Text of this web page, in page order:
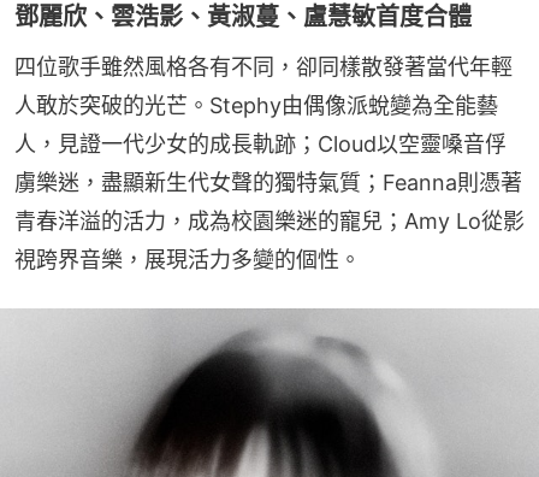
鄧麗欣、雲浩影、黃淑蔓、盧慧敏首度合體
四位歌手雖然風格各有不同，卻同樣散發著當代年輕
人敢於突破的光芒。Stephy由偶像派蛻變為全能藝
人，見證一代少女的成長軌跡；Cloud以空靈嗓音俘
虜樂迷，盡顯新生代女聲的獨特氣質；Feanna則憑著
青春洋溢的活力，成為校園樂迷的寵兒；Amy Lo從影
視跨界音樂，展現活力多變的個性。